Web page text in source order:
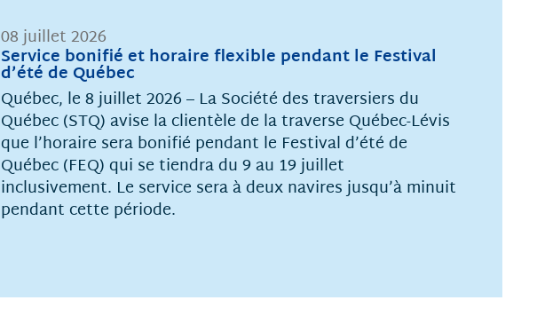
Service bonifié et horaire flexible pendant le Festival
d’été de Québec
08 juillet 2026
Québec, le 8 juillet 2026 – La Société des traversiers du
Québec (STQ) avise la clientèle de la traverse Québec-Lévis
que l’horaire sera bonifié pendant le Festival d’été de
Québec (FEQ) qui se tiendra du 9 au 19 juillet
inclusivement. Le service sera à deux navires jusqu’à minuit
pendant cette période.